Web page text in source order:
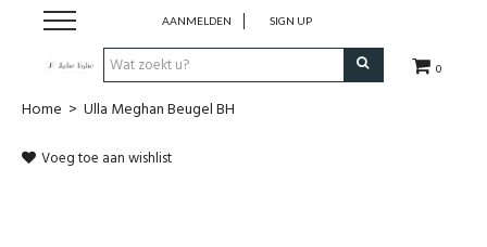
0
AANMELDEN SIGN UP
Home
Home > Ulla Meghan Beugel BH
Voeg toe aan wishlist